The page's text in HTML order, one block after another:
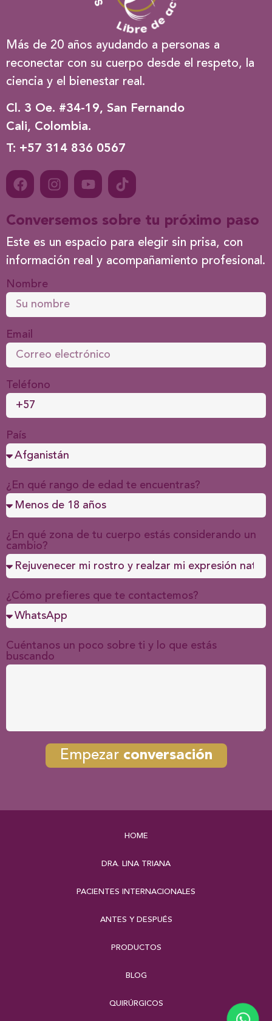
Más de 20 años ayudando a personas a
reconectar con su cuerpo desde el respeto, la
ciencia y el bienestar real.
Cl. 3 Oe. #34-19, San Fernando
Cali, Colombia.
T: +57 314 836 0567
Conversemos sobre tu próximo paso
Este es un espacio para elegir sin prisa, con
información real y acompañamiento profesional.
Nombre
Email
Teléfono
País
¿En qué rango de edad te encuentras?
¿En qué zona de tu cuerpo estás considerando un
cambio?
¿Cómo prefieres que te contactemos?
Cuéntanos un poco sobre ti y lo que estás
buscando
Empezar conversación
HOME
DRA. LINA TRIANA
PACIENTES INTERNACIONALES
ANTES Y DESPUÉS
PRODUCTOS
BLOG
QUIRÚRGICOS